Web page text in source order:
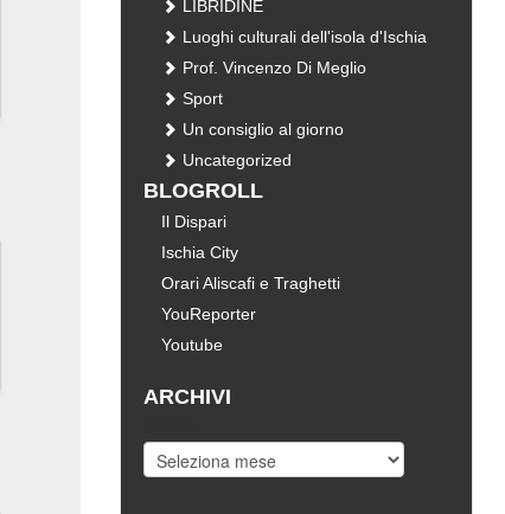
LIBRIDINE
Luoghi culturali dell'isola d'Ischia
Prof. Vincenzo Di Meglio
Sport
Un consiglio al giorno
Uncategorized
BLOGROLL
Il Dispari
Ischia City
Orari Aliscafi e Traghetti
YouReporter
Youtube
ARCHIVI